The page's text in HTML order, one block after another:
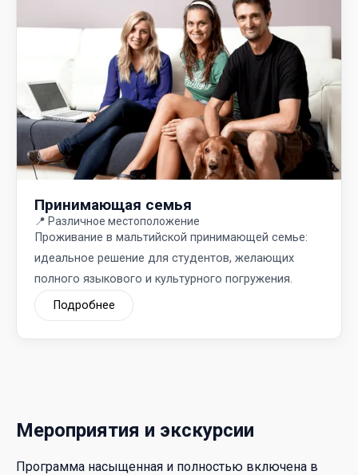
Принимающая семья
📍 Различное местоположение
Проживание в мальтийской принимающей семье:
идеальное решение для студентов, желающих
полного языкового и культурного погружения.
Подробнее
Мероприятия и экскурсии
Программа насыщенная и полностью включена в